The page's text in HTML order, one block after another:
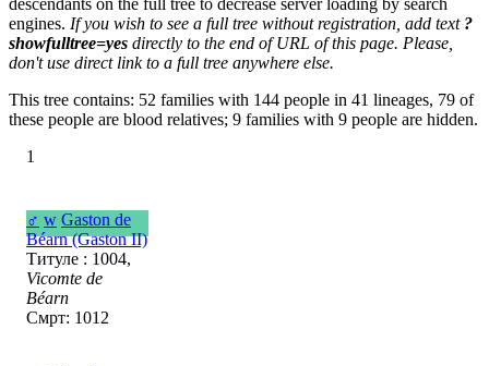
descendants on the full tree to decrease server loading by search
engines. If you wish to see a full tree without registration, add text ?
showfulltree=yes directly to the end of URL of this page. Please,
don't use direct link to a full tree anywhere else.
This tree contains: 52 families with 144 people in 41 lineages, 79 of
these people are blood relatives; 9 families with 9 people are hidden.
1
♂ w Gaston de
Béarn (Gaston II)
Титуле : 1004,
Vicomte de
Béarn
Смрт: 1012